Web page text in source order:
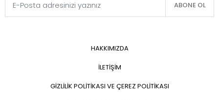
ABONE OL
HAKKIMIZDA
İLETİŞİM
GİZLİLİK POLİTİKASI VE ÇEREZ POLİTİKASI